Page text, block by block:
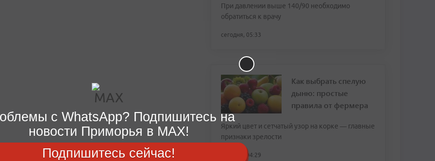
При давлении выше 140/90 необходимо
обратиться к врачу
сегодня, 05:33
Как выбрать спелую
дыню: простые
правила от фермера
Яркий цвет и сетчатый узор на корке — главные
признаки зрелости
сегодня, 04:29
с WhatsApp? Подпишитесь на
новости Приморья в MAX!
Подпишитесь сейчас!